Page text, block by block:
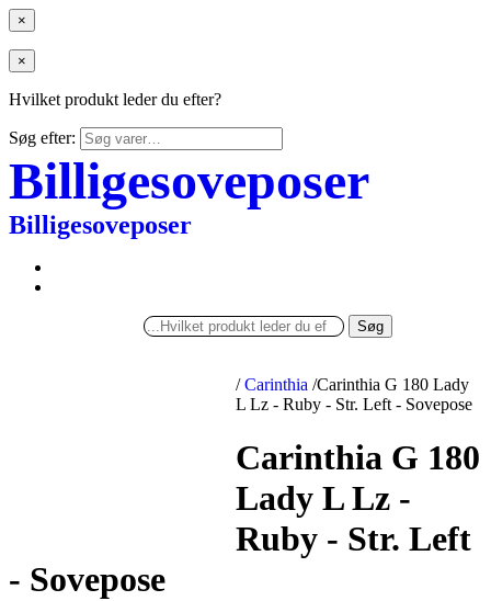
×
×
Hvilket produkt leder du efter?
Søg efter:
Billigesoveposer
Billigesoveposer
Søg
/ Carinthia /Carinthia G 180 Lady
L Lz - Ruby - Str. Left - Sovepose
Carinthia G 180
Lady L Lz -
Ruby - Str. Left
- Sovepose